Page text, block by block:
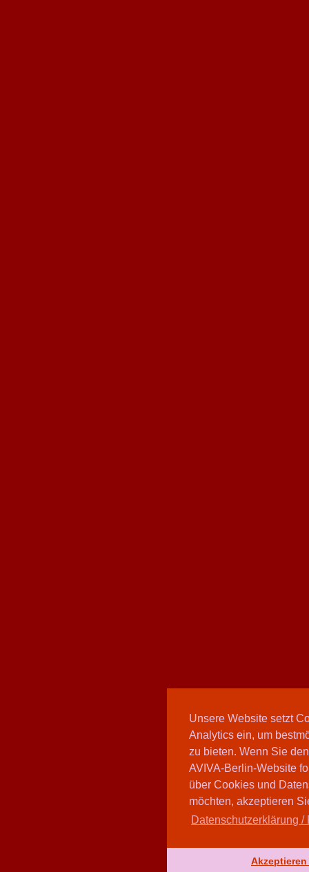
Unsere Website setzt
Analytics ein, um
zu bieten. Wenn Sie
AVIVA-Berlin-Website
über Cookies und
möchten, akzeptieren
Datenschutzerklärung /